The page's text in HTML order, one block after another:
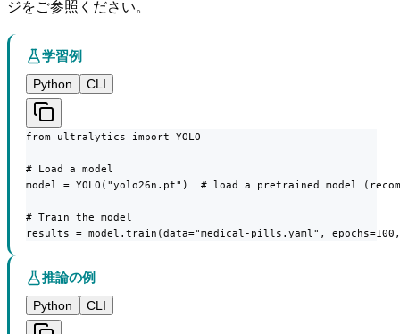
ジをご参照ください。
学習例
Python
CLI
from ultralytics import YOLO
# Load a model
model = YOLO("yolo26n.pt")  # load a pretrained model
# Train the model
results = model.train(data="medical-pills.yaml", epochs=100,
推論の例
Python
CLI